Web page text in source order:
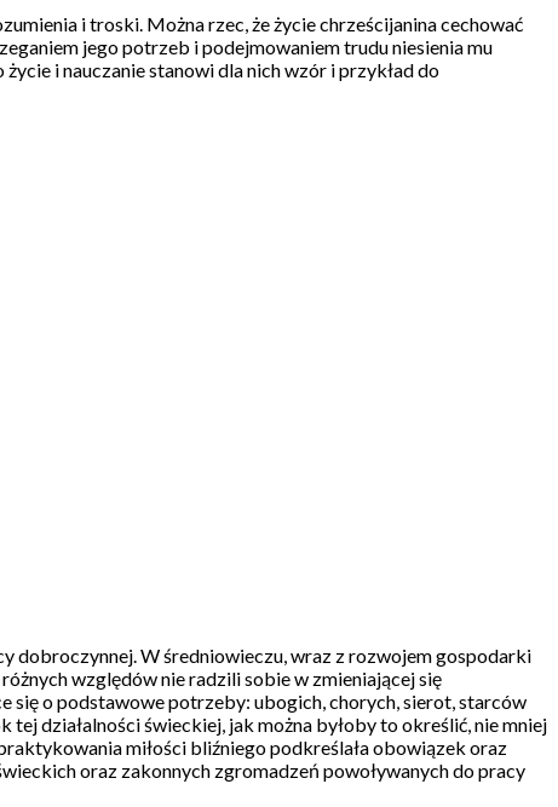
i troski. Można rzec, że życie chrześcijanina cechować
jego potrzeb i podejmowaniem trudu niesienia mu
i nauczanie stanowi dla nich wzór i przykład do
dobroczynnej. W średniowieczu, wraz z rozwojem gospodarki
względów nie radzili sobie w zmieniającej się
się o podstawowe potrzeby: ubogich, chorych, sierot, starców
działalności świeckiej, jak można byłoby to określić, nie mniej
miłości bliźniego podkreślała obowiązek oraz
oraz zakonnych zgromadzeń powoływanych do pracy